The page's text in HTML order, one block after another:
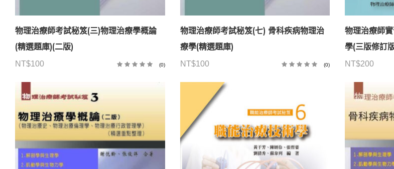
物理治療師考試秘笈(三)物理治療學概論
(精選題庫)(二版)
NT$100 (0)
物理治療師考試秘笈(七) 骨科疾病物理治
療學(精選題庫)
NT$100 (0)
物理治療師
學(三版修訂
NT$200